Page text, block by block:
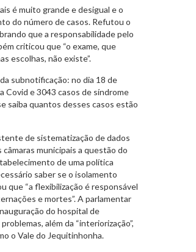
é muito grande e desigual e o
do número de casos. Refutou o
que a responsabilidade pelo
criticou que “o exame, que
escolhas, não existe”.
subnotificação: no dia 18 de
Covid e 3043 casos de síndrome
saiba quantos desses casos estão
de sistematização de dados
municipais a questão do
de uma política
saber se o isolamento
que “a flexibilização é responsável
e mortes”. A parlamentar
do hospital de
além da “interiorização”,
o Vale do Jequitinhonha.